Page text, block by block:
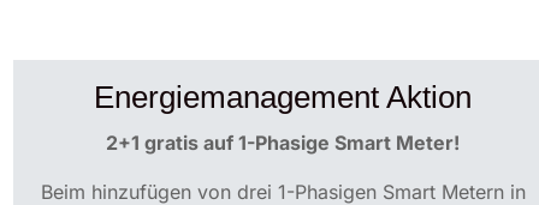
Energiemanagement Aktion
2+1 gratis auf 1-Phasige Smart Meter!
Beim hinzufügen von drei 1-Phasigen Smart Metern in